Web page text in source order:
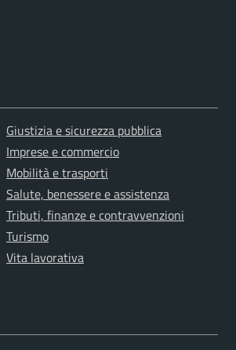
Giustizia e sicurezza pubblica
Imprese e commercio
Mobilità e trasporti
Salute, benessere e assistenza
Tributi, finanze e contravvenzioni
Turismo
Vita lavorativa